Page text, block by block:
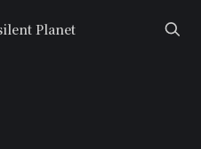
Planet